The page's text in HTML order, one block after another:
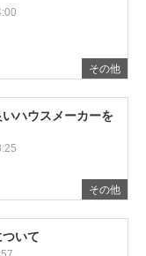
その他
その他
ハウスメーカーを
いて